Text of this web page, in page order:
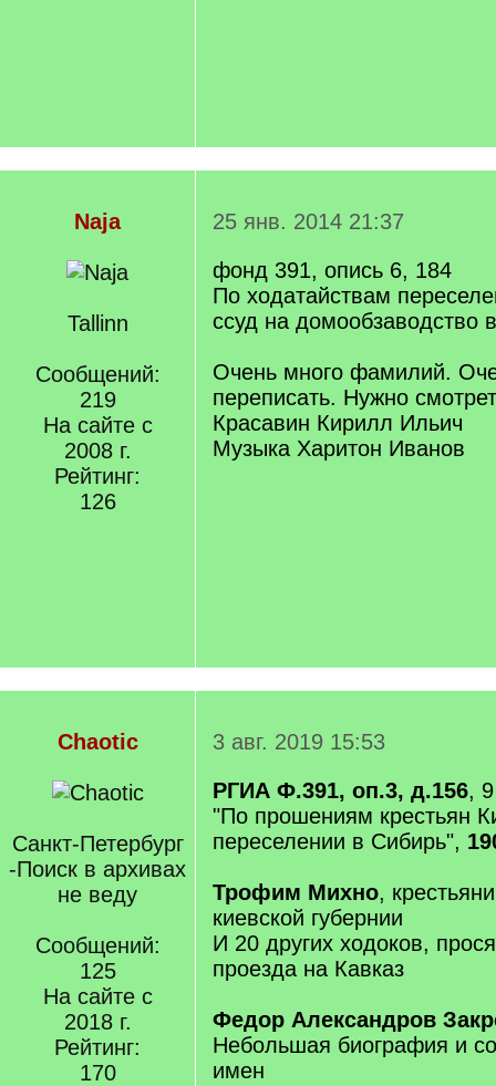
Naja
Tallinn
Сообщений:
219
На сайте с
2008 г.
Рейтинг:
126
25 янв. 2014 21:37
фонд 391, опись 6, 184
По ходатайствам
ссуд на домообзаводство
Очень много фамилий.
переписать. Нужно
Красавин Кирилл Ильич
Музыка Харитон Иванов
Chaotic
Санкт-Петербург
-Поиск в архивах
не веду
Сообщений:
125
На сайте с
2018 г.
Рейтинг:
170
3 авг. 2019 15:53
РГИА Ф.391, оп.3, д.156,
"По прошениям крестьян
переселении в Сибирь",
Трофим Михно,
киевской губернии
И 20 других ходоков,
проезда на Кавказ
Федор Александров
Небольшая биография и
имен